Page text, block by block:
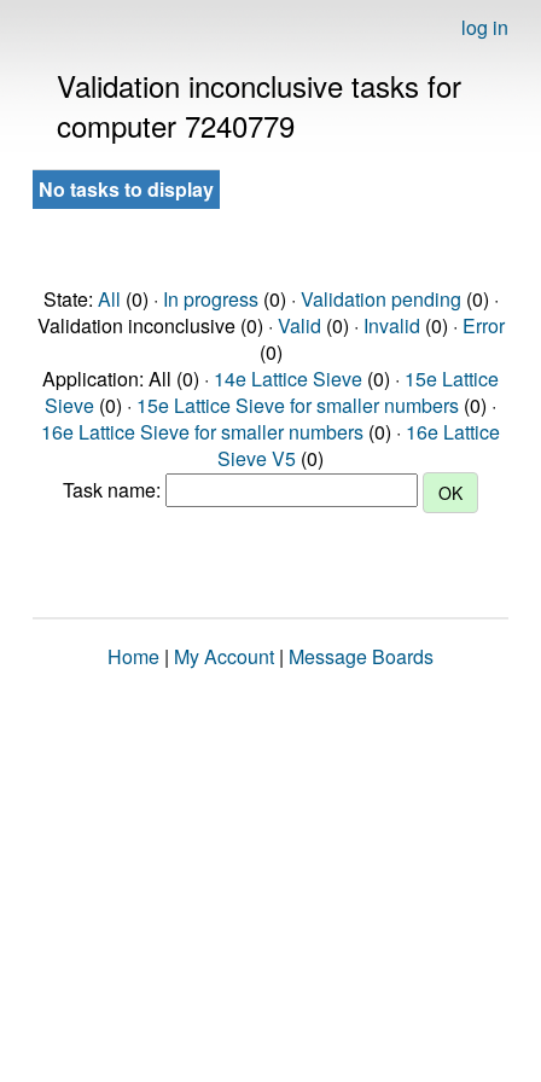
log in
Validation inconclusive tasks for
computer 7240779
No tasks to display
State: All (0) · In progress(0) · Validation pending (0) ·
Validation inconclusive (0) · Valid (0) · Invalid (0) · Error
(0)
Application: All (0) · 14e Lattice Sieve (0) · 15e Lattice
Sieve (0) · 15e Lattice Sieve for smaller numbers (0) ·
16e Lattice Sieve for smaller numbers (0) · 16e Lattice
Sieve V5 (0)
Task name:
Home | My Account | Message Boards